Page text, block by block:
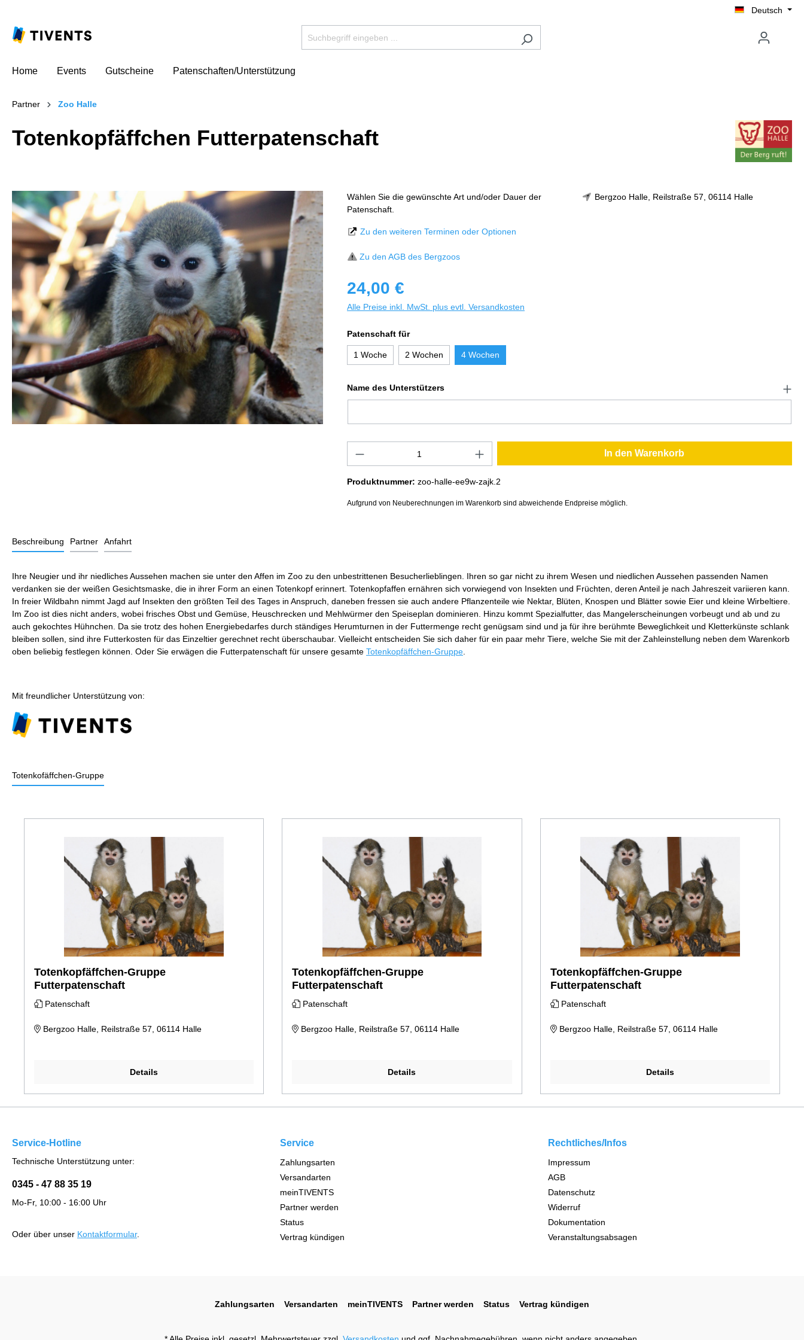
Deutsch
Home Events Gutscheine Patenschaften/Unterstützung
Partner Zoo Halle
Totenkopfäffchen Futterpatenschaft
Wählen Sie die gewünschte Art und/oder Dauer der
Patenschaft.
Bergzoo Halle, Reilstraße 57, 06114 Halle
Zu den weiteren Terminen oder Optionen
Zu den AGB des Bergzoos
24,00 €
Alle Preise inkl. MwSt. plus evtl. Versandkosten
Patenschaft für
1 Woche 2 Wochen 4 Wochen
Name des Unterstützers
In den Warenkorb
Produktnummer: zoo-halle-ee9w-zajk.2
Aufgrund von Neuberechnungen im Warenkorb sind abweichende Endpreise möglich.
Beschreibung Partner Anfahrt
Ihre Neugier und ihr niedliches Aussehen machen sie unter den Affen im Zoo zu den unbestrittenen Besucherlieblingen. Ihren so gar nicht zu ihrem Wesen und niedlichen Aussehen passenden Namen
verdanken sie der weißen Gesichtsmaske, die in ihrer Form an einen Totenkopf erinnert. Totenkopfaffen ernähren sich vorwiegend von Insekten und Früchten, deren Anteil je nach Jahreszeit variieren kann.
In freier Wildbahn nimmt Jagd auf Insekten den größten Teil des Tages in Anspruch, daneben fressen sie auch andere Pflanzenteile wie Nektar, Blüten, Knospen und Blätter sowie Eier und kleine Wirbeltiere.
Im Zoo ist dies nicht anders, wobei frisches Obst und Gemüse, Heuschrecken und Mehlwürmer den Speiseplan dominieren. Hinzu kommt Spezialfutter, das Mangelerscheinungen vorbeugt und ab und zu
auch gekochtes Hühnchen. Da sie trotz des hohen Energiebedarfes durch ständiges Herumturnen in der Futtermenge recht genügsam sind und ja für ihre berühmte Beweglichkeit und Kletterkünste schlank
bleiben sollen, sind ihre Futterkosten für das Einzeltier gerechnet recht überschaubar. Vielleicht entscheiden Sie sich daher für ein paar mehr Tiere, welche Sie mit der Zahleinstellung neben dem Warenkorb
oben beliebig festlegen können. Oder Sie erwägen die Futterpatenschaft für unsere gesamte Totenkopfäffchen-Gruppe
Mit freundlicher Unterstützung von:
Totenkofäffchen-Gruppe
Totenkopfäffchen-Gruppe
Futterpatenschaft
Patenschaft
Bergzoo Halle, Reilstraße 57, 06114 Halle
Details
Totenkopfäffchen-Gruppe
Futterpatenschaft
Patenschaft
Bergzoo Halle, Reilstraße 57, 06114 Halle
Details
Totenkopfäffchen-Gruppe
Futterpatenschaft
Patenschaft
Bergzoo Halle, Reilstraße 57, 06114 Halle
Details
Service-Hotline
Technische Unterstützung unter:
0345 - 47 88 35 19
Mo-Fr, 10:00 - 16:00 Uhr
Oder über unser Kontaktformular.
Service
Zahlungsarten
Versandarten
meinTIVENTS
Partner werden
Status
Vertrag kündigen
Rechtliches/Infos
Impressum
AGB
Datenschutz
Widerruf
Dokumentation
Veranstaltungsabsagen
Zahlungsarten Versandarten meinTIVENTS Partner werden Status Vertrag kündigen